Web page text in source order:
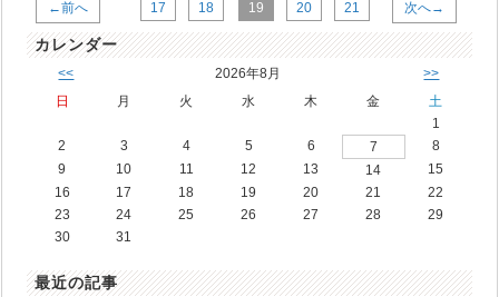
←前へ 17 18 19 20 21 次へ→
カレンダー
<< 2026年8月 >>
日 月 火 水 木 金
土
1
2
3 4 5 6 7
8
9
10 11 12 13 14
15
16
17 18 19 20 21
22
23
24 25 26 27 28
29
30
31
最近の記事